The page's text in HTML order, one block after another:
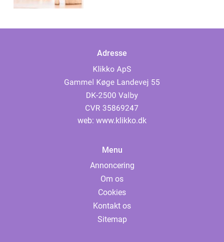
Adresse
web: www.klikko.dk
Menu
Annoncering
Om os
Cookies
Kontakt os
Sitemap